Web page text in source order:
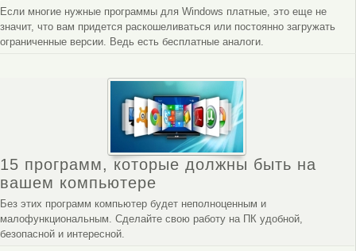
Если многие нужные программы для Windows платные, это еще не
значит, что вам придется раскошеливаться или постоянно загружать
ограниченные версии. Ведь есть бесплатные аналоги.
15 программ, которые должны быть на
вашем компьютере
Без этих программ компьютер будет неполноценным и
малофункциональным. Сделайте свою работу на ПК удобной,
безопасной и интересной.